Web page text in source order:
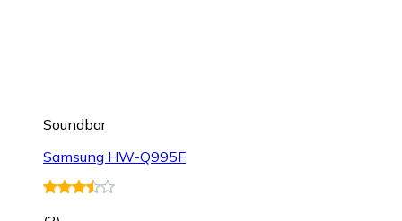
Soundbar
Samsung HW-Q995F